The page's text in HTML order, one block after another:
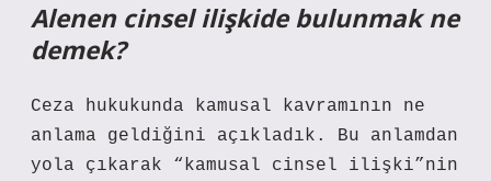
Alenen cinsel ilişkide bulunmak ne
demek?
Ceza hukukunda kamusal kavramının ne
anlama geldiğini açıkladık. Bu anlamdan
yola çıkarak “kamusal cinsel ilişki”nin